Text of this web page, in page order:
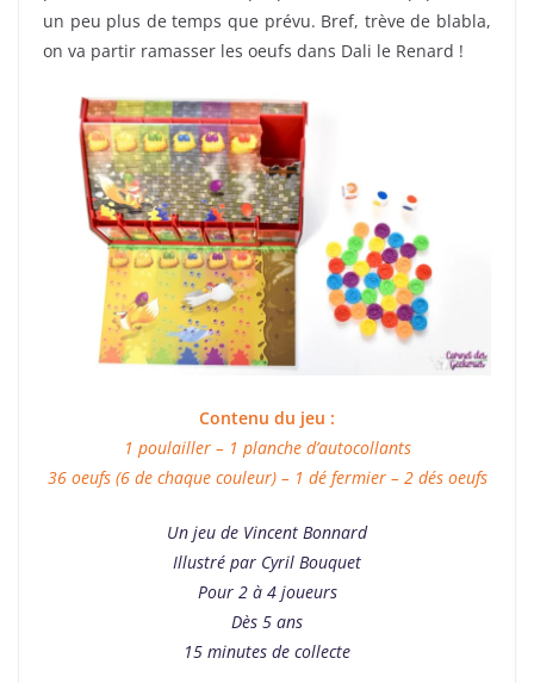
un peu plus de temps que prévu. Bref, trève de blabla,
on va partir ramasser les oeufs dans Dali le Renard !
Contenu du jeu :
1 poulailler – 1 planche d’autocollants
36 oeufs (6 de chaque couleur) – 1 dé fermier – 2 dés oeufs
Un jeu de Vincent Bonnard
Illustré par Cyril Bouquet
Pour 2 à 4 joueurs
Dès 5 ans
15 minutes de collecte